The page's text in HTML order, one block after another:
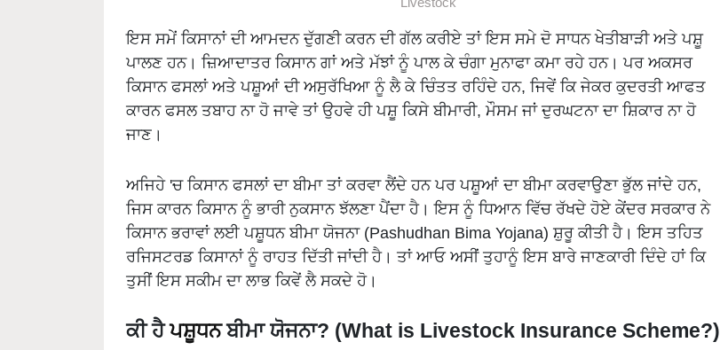
ਇਸ ਸਮੇਂ ਕਿਸਾਨਾਂ ਦੀ ਆਮਦਨ ਦੁੱਗਣੀ ਕਰਨ ਦੀ ਗੱਲ ਕਰੀਏ ਤਾਂ ਇਸ ਸਮੇ ਦੋ ਸਾਧਨ ਖੇਤੀਬਾੜੀ ਅਤੇ ਪਸ਼ੂ
ਪਾਲਣ ਹਨ। ਜ਼ਿਆਦਾਤਰ ਕਿਸਾਨ ਗਾਂ ਅਤੇ ਮੱਝਾਂ ਨੂੰ ਪਾਲ ਕੇ ਚੰਗਾ ਮੁਨਾਫਾ ਕਮਾ ਰਹੇ ਹਨ। ਪਰ ਅਕਸਰ
ਕਿਸਾਨ ਫਸਲਾਂ ਅਤੇ ਪਸ਼ੂਆਂ ਦੀ ਅਸੁਰੱਖਿਆ ਨੂੰ ਲੈ ਕੇ ਚਿੰਤਤ ਰਹਿੰਦੇ ਹਨ, ਜਿਵੇਂ ਕਿ ਜੇਕਰ ਕੁਦਰਤੀ ਆਫਤ
ਕਾਰਨ ਫਸਲ ਤਬਾਹ ਨਾ ਹੋ ਜਾਵੇ ਤਾਂ ਉਹਵੇ ਹੀ ਪਸ਼ੂ ਕਿਸੇ ਬੀਮਾਰੀ, ਮੌਸਮ ਜਾਂ ਦੁਰਘਟਨਾ ਦਾ ਸ਼ਿਕਾਰ ਨਾ ਹੋ
ਜਾਣ।
ਅਜਿਹੇ 'ਚ ਕਿਸਾਨ ਫਸਲਾਂ ਦਾ ਬੀਮਾ ਤਾਂ ਕਰਵਾ ਲੈਂਦੇ ਹਨ ਪਰ ਪਸ਼ੂਆਂ ਦਾ ਬੀਮਾ ਕਰਵਾਉਣਾ ਭੁੱਲ ਜਾਂਦੇ ਹਨ,
ਜਿਸ ਕਾਰਨ ਕਿਸਾਨ ਨੂੰ ਭਾਰੀ ਨੁਕਸਾਨ ਝੱਲਣਾ ਪੈਂਦਾ ਹੈ। ਇਸ ਨੂੰ ਧਿਆਨ ਵਿੱਚ ਰੱਖਦੇ ਹੋਏ ਕੇਂਦਰ ਸਰਕਾਰ ਨੇ
ਕਿਸਾਨ ਭਰਾਵਾਂ ਲਈ ਪਸ਼ੂਧਨ ਬੀਮਾ ਯੋਜਨਾ (Pashudhan Bima Yojana) ਸ਼ੁਰੂ ਕੀਤੀ ਹੈ। ਇਸ ਤਹਿਤ
ਰਜਿਸਟਰਡ ਕਿਸਾਨਾਂ ਨੂੰ ਰਾਹਤ ਦਿੱਤੀ ਜਾਂਦੀ ਹੈ। ਤਾਂ ਆਓ ਅਸੀਂ ਤੁਹਾਨੂੰ ਇਸ ਬਾਰੇ ਜਾਣਕਾਰੀ ਦਿੰਦੇ ਹਾਂ ਕਿ
ਤੁਸੀਂ ਇਸ ਸਕੀਮ ਦਾ ਲਾਭ ਕਿਵੇਂ ਲੈ ਸਕਦੇ ਹੋ।
ਕੀ ਹੈ ਪਸ਼ੂਧਨ ਬੀਮਾ ਯੋਜਨਾ? (What is Livestock Insurance Scheme?)